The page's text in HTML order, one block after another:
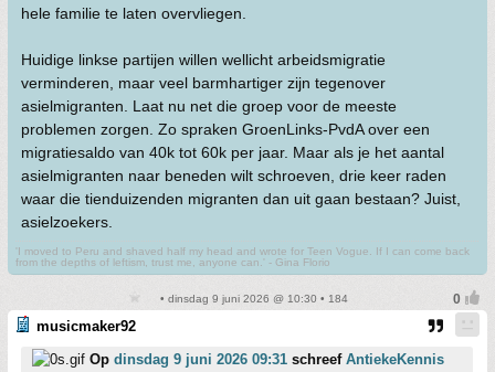
hele familie te laten overvliegen.
Huidige linkse partijen willen wellicht arbeidsmigratie
verminderen, maar veel barmhartiger zijn tegenover
asielmigranten. Laat nu net die groep voor de meeste
problemen zorgen. Zo spraken GroenLinks-PvdA over een
migratiesaldo van 40k tot 60k per jaar. Maar als je het aantal
asielmigranten naar beneden wilt schroeven, drie keer raden
waar die tienduizenden migranten dan uit gaan bestaan? Juist,
asielzoekers.
'I moved to Peru and shaved half my head and wrote for Teen Vogue. If I can come back
from the depths of leftism, trust me, anyone can.' - Gina Florio
• dinsdag 9 juni 2026 @ 10:30 • 184
musicmaker92
Op dinsdag 9 juni 2026 09:31 schreef AntiekeKennis